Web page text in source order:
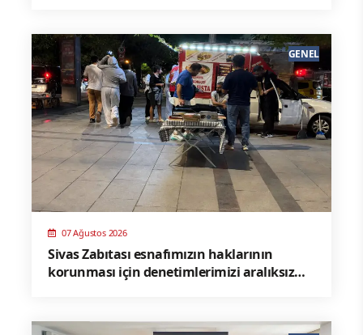
07 Ağustos 2026
Sivas Zabıtası esnafımızın haklarının
korunması için denetimlerimizi aralıksız
GENEL